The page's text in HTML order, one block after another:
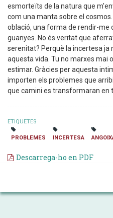
esmorteïts de la natura que
com una manta sobre el
oblació, una forma de rendir-me
guanyes. No és veritat que
serenitat? Perquè la incertesa ja
aquesta vida. Tu no marxes mai
estimar. Gràcies per aquesta
importen els problemes que
que camini es transformaran en
ETIQUETES
PROBLEMES INCERTESA
Descarrega-ho en PDF